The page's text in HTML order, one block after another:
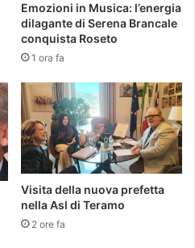
Emozioni in Musica: l’energia
dilagante di Serena Brancale
conquista Roseto
1 ora fa
Visita della nuova prefetta
nella Asl di Teramo
2 ore fa